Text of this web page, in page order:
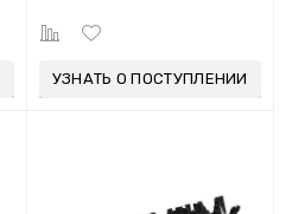
УЗНАТЬ О ПОСТУПЛЕНИИ